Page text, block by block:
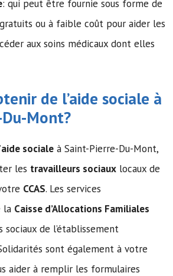
: qui peut être fournie sous forme de
ou à faible coût pour aider les
aux soins médicaux dont elles
de l’aide sociale à
Mont?
aide sociale à Saint-Pierre-Du-Mont,
les travailleurs sociaux locaux de
CCAS. Les services
la Caisse d’Allocations Familiales
sociaux de l’établissement
sont également à votre
aider à remplir les formulaires